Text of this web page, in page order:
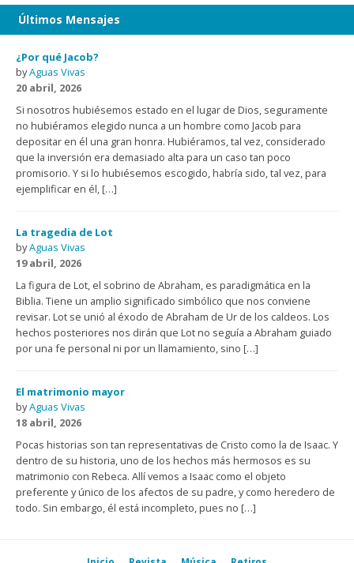
Últimos Mensajes
¿Por qué Jacob?
byAguas Vivas
20 abril, 2026
Si nosotros hubiésemos estado en el lugar de Dios, seguramente
no hubiéramos elegido nunca a un hombre como Jacob para
depositar en él una gran honra. Hubiéramos, tal vez, considerado
que la inversión era demasiado alta para un caso tan poco
promisorio. Y si lo hubiésemos escogido, habría sido, tal vez, para
ejemplificar en él, […]
La tragedia de Lot
byAguas Vivas
19 abril, 2026
La figura de Lot, el sobrino de Abraham, es paradigmática en la
Biblia. Tiene un amplio significado simbólico que nos conviene
revisar. Lot se unió al éxodo de Abraham de Ur de los caldeos. Los
hechos posteriores nos dirán que Lot no seguía a Abraham guiado
por una fe personal ni por un llamamiento, sino […]
El matrimonio mayor
byAguas Vivas
18 abril, 2026
Pocas historias son tan representativas de Cristo como la de Isaac. Y
dentro de su historia, uno de los hechos más hermosos es su
matrimonio con Rebeca. Allí vemos a Isaac como el objeto
preferente y único de los afectos de su padre, y como heredero de
todo. Sin embargo, él está incompleto, pues no […]